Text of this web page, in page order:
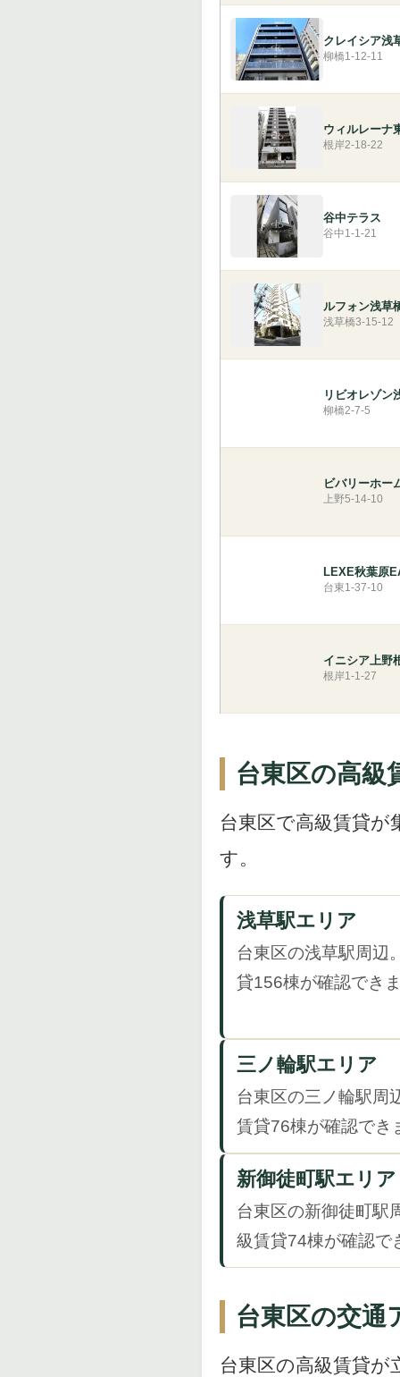
クレイシア浅
柳橋1-12-11
ウィルレーナ
根岸2-18-22
谷中テラス
谷中1-1-21
ルフォン浅草
浅草橋3-15-12
リビオレゾン
柳橋2-7-5
ビバリーホー
上野5-14-10
LEXE秋葉原
台東1-37-10
イニシア上野
根岸1-1-27
台東区の高級
台東区で高級賃貸
す。
浅草駅エリア
台東区の浅草駅周辺
貸156棟が確認でき
三ノ輪駅エリア
台東区の三ノ輪駅周
賃貸76棟が確認でき
新御徒町駅エリア
台東区の新御徒町駅
級賃貸74棟が確認で
台東区の交通
台東区の高級賃貸が